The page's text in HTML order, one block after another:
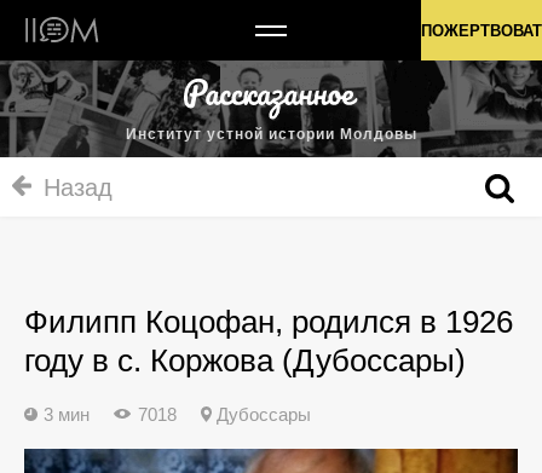
Институт устной истории Молдовы
Институт устной истории Молдовы
Назад
Филипп Коцофан, родился в 1926
году в с. Коржова (Дубоссары)
3 мин 7018 Дубоссары